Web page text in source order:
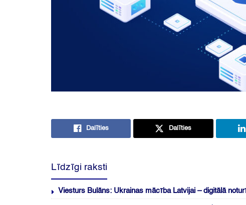
Dalīties Dalīties
Līdzīgi raksti
Viesturs Bulāns: Ukrainas mācība Latvijai – digitālā